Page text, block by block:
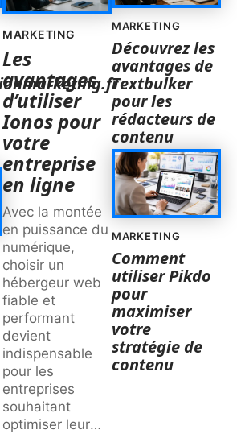
MARKETING
Les
avantages
d’utiliser
Ionos pour
votre
entreprise
en ligne
Avec la montée
en puissance du
numérique,
choisir un
hébergeur web
fiable et
performant
devient
indispensable
pour les
entreprises
souhaitant
optimiser leur…
MARKETING
Découvrez les
avantages de
Textbulker
pour les
rédacteurs de
contenu
MARKETING
Comment
utiliser Pikdo
pour
maximiser
votre
stratégie de
contenu